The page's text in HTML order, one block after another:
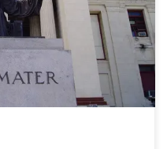
о том, что
моего и за его
на эти рассуждения